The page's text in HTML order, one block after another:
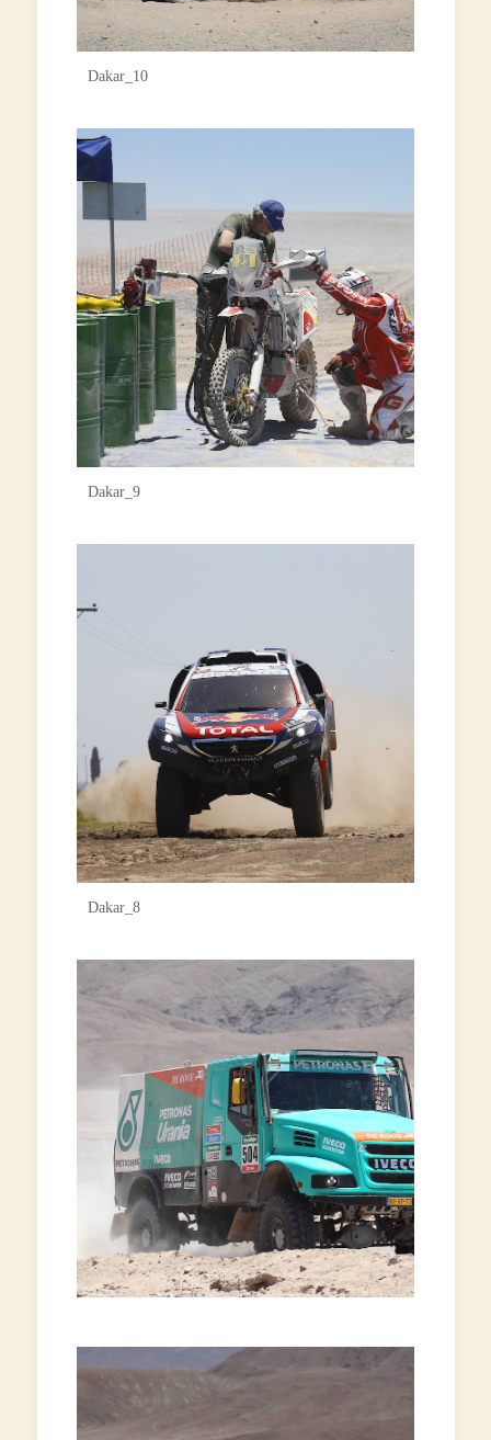
Dakar_10
Dakar_9
Dakar_8